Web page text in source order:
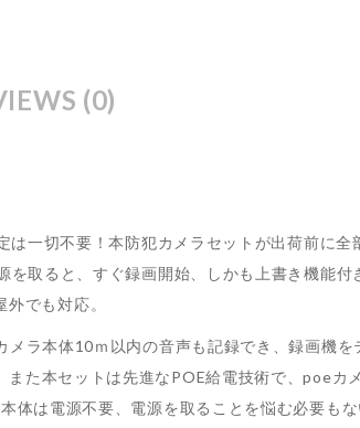
(0)
一切不要！本防犯カメラセットが出荷前に全
取ると、すぐ録画開始、しかも上書き機能付
でも対応。
ラ本体10ｍ以内の音声も記録でき、録画機を
た本セットは先進なPOE給電技術で、poeカ
は電源不要、電源を取ることを悩む必要もな